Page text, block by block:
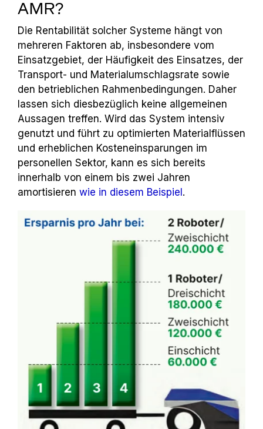
AMR?
Die Rentabilität solcher Systeme hängt von
mehreren Faktoren ab, insbesondere vom
Einsatzgebiet, der Häufigkeit des Einsatzes, der
Transport- und Materialumschlagsrate sowie
den betrieblichen Rahmenbedingungen. Daher
lassen sich diesbezüglich keine allgemeinen
Aussagen treffen. Wird das System intensiv
genutzt und führt zu optimierten Materialflüssen
und erheblichen Kosteneinsparungen im
personellen Sektor, kann es sich bereits
innerhalb von einem bis zwei Jahren
amortisieren wie in diesem Beispiel.